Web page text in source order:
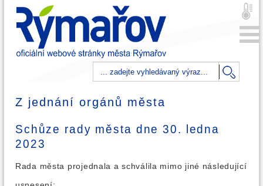
Z jednání orgánů města
Schůze rady města dne 30. ledna
2023
Rada města projednala a schválila mimo jiné následující